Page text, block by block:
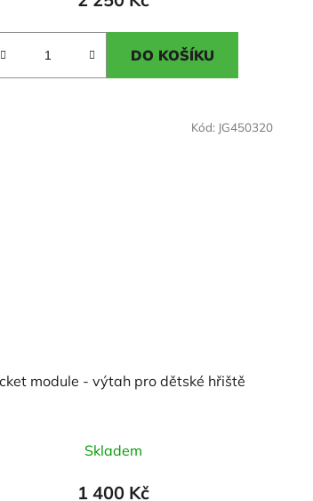
DO KOŠÍKU
module - výtah pro dětské hřiště
hodnocení
produktu
Skladem
1 400 Kč
Kód: JG450320